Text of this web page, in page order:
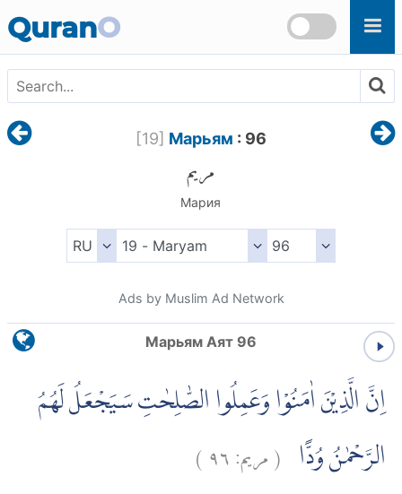
QuranO
[19] Марьям : 96
مريم
Мария
Ads by Muslim Ad Network
Марьям Аят 96
اِنَّ الَّذِيْنَ اٰمَنُوْا وَعَمِلُوا الصّٰلِحٰتِ سَيَجْعَلُ لَهُمُ
الرَّحْمٰنُ وُدًّا (مريم:٩٦)